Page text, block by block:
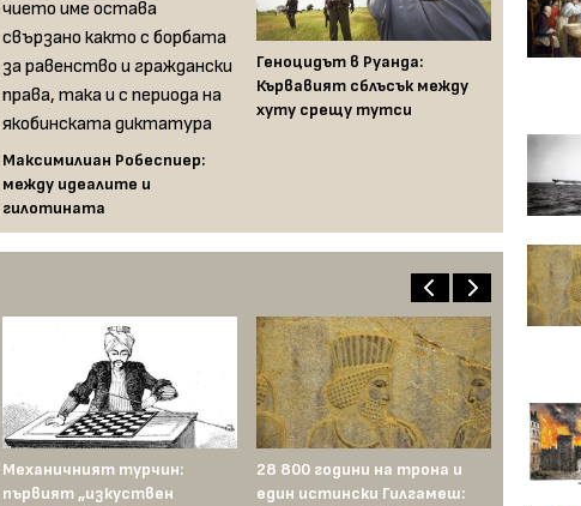
Максимилиан Робеспиер:
между идеалите и
гилотината
Геноцидът в Руанда:
Кървавият сблъсък между
хуту срещу тутси
Механичният турчин:
първият „изкуствен
28 800 години на трона и
един истински Гилгамеш: